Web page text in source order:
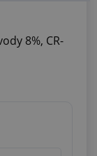
8%, CR-